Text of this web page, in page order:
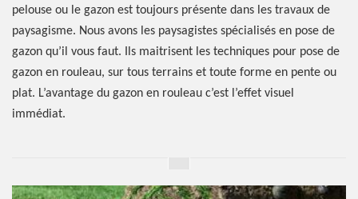
pelouse ou le gazon est toujours présente dans les travaux de
paysagisme. Nous avons les paysagistes spécialisés en pose de
gazon qu’il vous faut. Ils maitrisent les techniques pour pose de
gazon en rouleau, sur tous terrains et toute forme en pente ou
plat. L’avantage du gazon en rouleau c’est l’effet visuel
immédiat.